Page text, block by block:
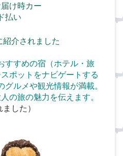
すすめの宿（ホテル・旅
ポットをナビゲートする
グルメや観光情報が満載。
の旅の魅力を伝えます。
した）